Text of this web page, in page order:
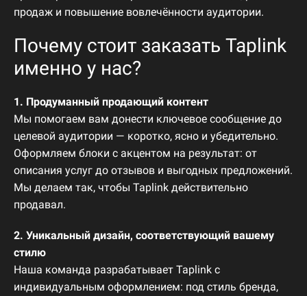
продаж и повышение вовлечённости аудитории.
Почему стоит заказать Taplink
именно у нас?
1. Продуманный продающий контент
Мы помогаем вам донести ключевое сообщение до
целевой аудитории — коротко, ясно и убедительно.
Оформляем блоки с акцентом на результат: от
описания услуг до отзывов и выгодных предложений.
Мы делаем так, чтобы Taplink действительно
продавал.
2. Уникальный дизайн, соответствующий вашему
стилю
Наша команда разрабатывает Taplink с
индивидуальным оформлением: под стиль бренда,